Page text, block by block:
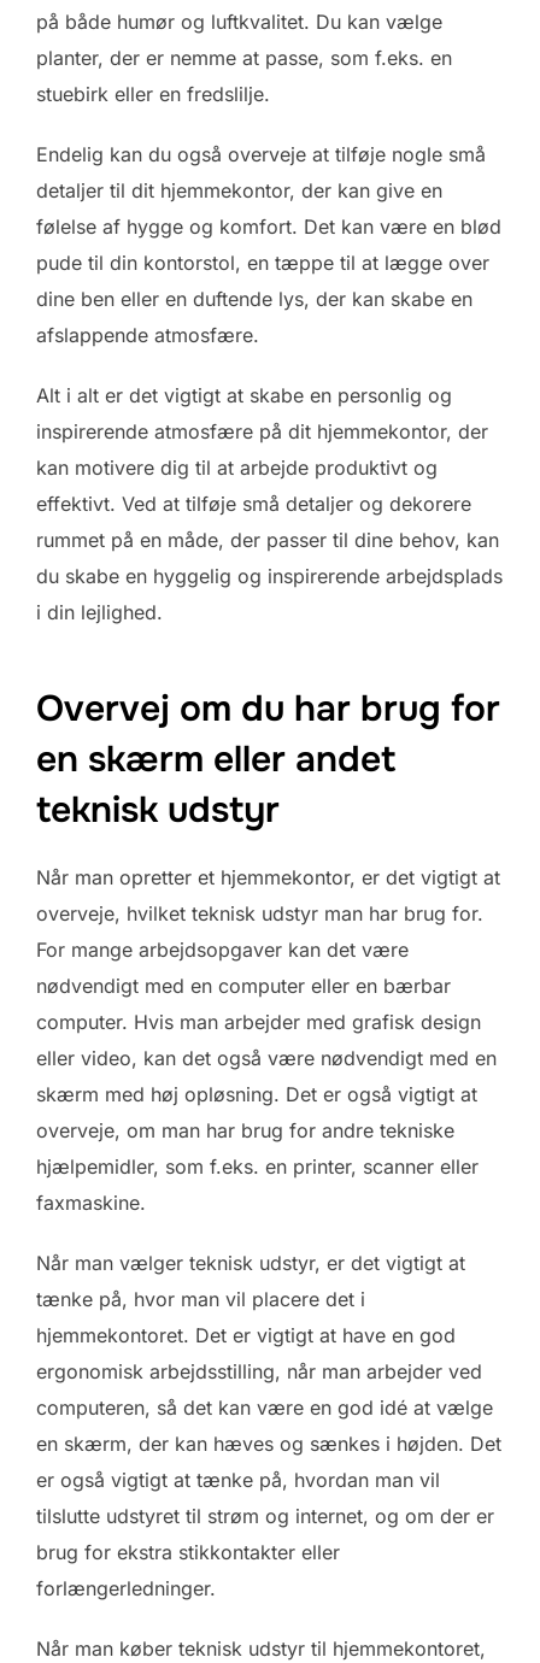
på både humør og luftkvalitet. Du kan vælge
planter, der er nemme at passe, som f.eks. en
stuebirk eller en fredslilje.
Endelig kan du også overveje at tilføje nogle små
detaljer til dit hjemmekontor, der kan give en
følelse af hygge og komfort. Det kan være en blød
pude til din kontorstol, en tæppe til at lægge over
dine ben eller en duftende lys, der kan skabe en
afslappende atmosfære.
Alt i alt er det vigtigt at skabe en personlig og
inspirerende atmosfære på dit hjemmekontor, der
kan motivere dig til at arbejde produktivt og
effektivt. Ved at tilføje små detaljer og dekorere
rummet på en måde, der passer til dine behov, kan
du skabe en hyggelig og inspirerende arbejdsplads
i din lejlighed.
Overvej om du har brug for
en skærm eller andet
teknisk udstyr
Når man opretter et hjemmekontor, er det vigtigt at
overveje, hvilket teknisk udstyr man har brug for.
For mange arbejdsopgaver kan det være
nødvendigt med en computer eller en bærbar
computer. Hvis man arbejder med grafisk design
eller video, kan det også være nødvendigt med en
skærm med høj opløsning. Det er også vigtigt at
overveje, om man har brug for andre tekniske
hjælpemidler, som f.eks. en printer, scanner eller
faxmaskine.
Når man vælger teknisk udstyr, er det vigtigt at
tænke på, hvor man vil placere det i
hjemmekontoret. Det er vigtigt at have en god
ergonomisk arbejdsstilling, når man arbejder ved
computeren, så det kan være en god idé at vælge
en skærm, der kan hæves og sænkes i højden. Det
er også vigtigt at tænke på, hvordan man vil
tilslutte udstyret til strøm og internet, og om der er
brug for ekstra stikkontakter eller
forlængerledninger.
Når man køber teknisk udstyr til hjemmekontoret,